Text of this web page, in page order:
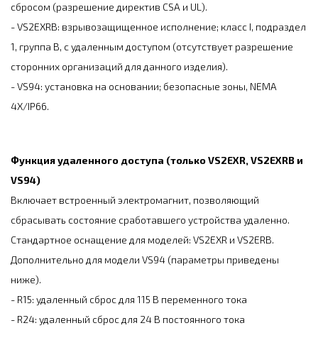
сбросом (разрешение директив CSA и UL).
- VS2EXRB: взрывозащищенное исполнение; класс I, подраздел
1, группа B, с удаленным доступом (отсутствует разрешение
сторонних организаций для данного изделия).
- VS94: установка на основании; безопасные зоны, NEMA
4X/IP66.
Функция удаленного доступа (только VS2EXR, VS2EXRB и
VS94)
Включает встроенный электромагнит, позволяющий
сбрасывать состояние сработавшего устройства удаленно.
Стандартное оснащение для моделей: VS2EXR и VS2ERB.
Дополнительно для модели VS94 (параметры приведены
ниже).
- R15: удаленный сброс для 115 В переменного тока
- R24: удаленный сброс для 24 В постоянного тока